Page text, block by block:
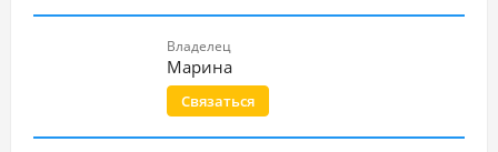
Владелец
Марина
Связаться